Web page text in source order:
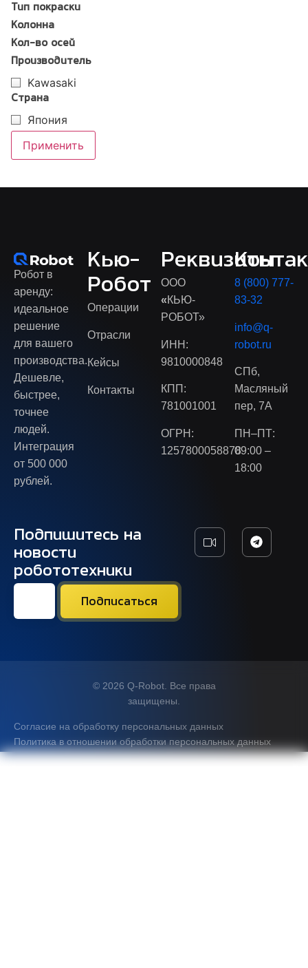
Тип покраски
Колонна
Кол-во осей
Производитель
Kawasaki
Страна
Япония
Применить
Робот в
аренду:
идеальное
решение
для вашего
производства.
Дешевле,
быстрее,
точнее
людей.
Интеграция
от 500 000
рублей.
Кью-
Робот
Операции
Отрасли
Кейсы
Контакты
Реквизиты
ООО
«КЬЮ-
РОБОТ»
ИНН:
9810000848
КПП:
781001001
ОГРН:
1257800058878
8 (800) 777-
83-32
info@q-
robot.ru
СПб,
Масляный
пер, 7А
ПН–ПТ:
09:00 –
18:00
Подпишитесь на
новости
робототехники
© 2026 Q-Robot. Все права
защищены.
Согласие на обработку персональных данных
Политика в отношении обработки персональных данных